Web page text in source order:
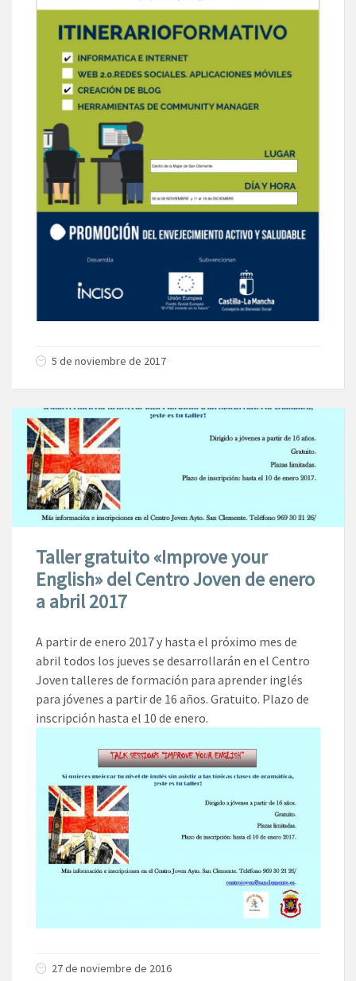
5 de noviembre de 2017
Taller gratuito «Improve your
English» del Centro Joven de enero
a abril 2017
A partir de enero 2017 y hasta el próximo mes de
abril todos los jueves se desarrollarán en el Centro
Joven talleres de formación para aprender inglés
para jóvenes a partir de 16 años. Gratuito. Plazo de
inscripción hasta el 10 de enero.
27 de noviembre de 2016